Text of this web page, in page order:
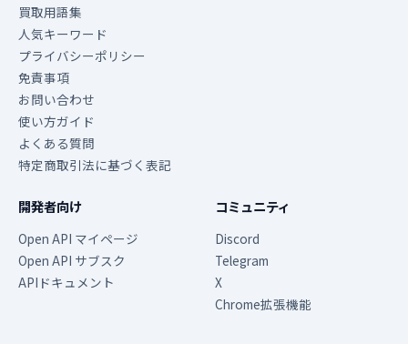
買取用語集
人気キーワード
プライバシーポリシー
免責事項
お問い合わせ
使い方ガイド
よくある質問
特定商取引法に基づく表記
開発者向け
Open API マイページ
Open API サブスク
APIドキュメント
コミュニティ
Discord
Telegram
X
Chrome拡張機能